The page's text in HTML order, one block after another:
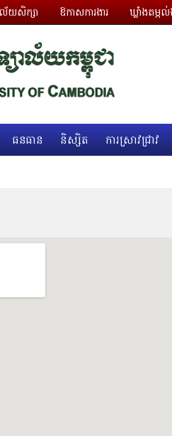
ល័យសិក្សា ឱកាសការងារ ឃ្លាំងតម្ក
ធនធាន និស្សិត ការស្រាវជ្រាវ